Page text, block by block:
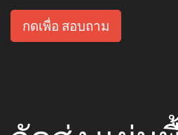
กดเพื่อ สอบถาม